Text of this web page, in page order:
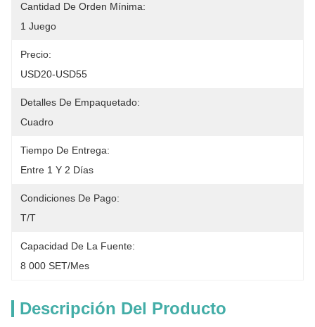
Cantidad De Orden Mínima:
1 Juego
Precio:
USD20-USD55
Detalles De Empaquetado:
Cuadro
Tiempo De Entrega:
Entre 1 Y 2 Días
Condiciones De Pago:
T/T
Capacidad De La Fuente:
8 000 SET/mes
Descripción Del Producto